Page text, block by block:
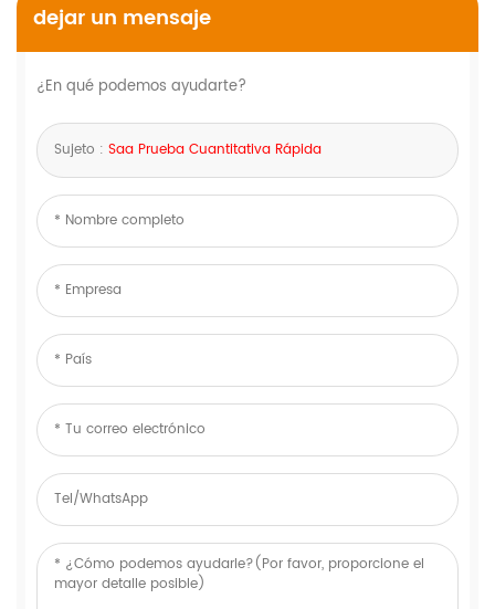
dejar un mensaje
¿En qué podemos ayudarte?
Sujeto : Saa Prueba Cuantitativa Rápida